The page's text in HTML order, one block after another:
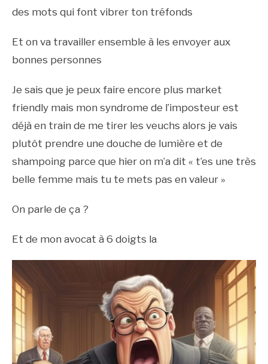
des mots qui font vibrer ton tréfonds
Et on va travailler ensemble à les envoyer aux
bonnes personnes
Je sais que je peux faire encore plus market
friendly mais mon syndrome de l’imposteur est
déjà en train de me tirer les veuchs alors je vais
plutôt prendre une douche de lumière et de
shampoing parce que hier on m’a dit « t’es une très
belle femme mais tu te mets pas en valeur »
On parle de ça ?
Et de mon avocat à 6 doigts la